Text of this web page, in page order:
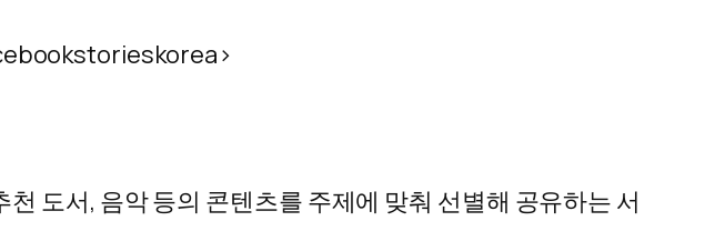
도서, 음악 등의 콘텐츠를 주제에 맞춰 선별해 공유하는 서